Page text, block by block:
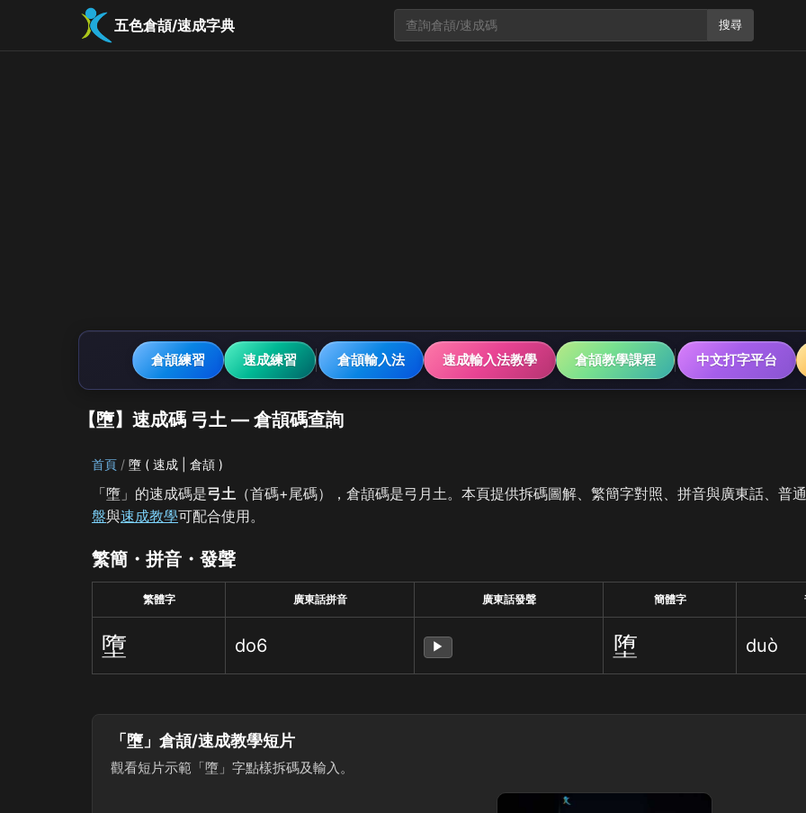
五色倉頡/速成字典 搜尋
倉頡練習 速成練習 倉頡輸入法 速成輸入法教學 倉頡教學課程 中文打字平台
【墮】速成碼 弓土 — 倉頡碼查詢
首頁 墮 ( 速成 | 倉頡 )
「墮」的速成碼是弓土 （首碼+尾碼），倉頡碼是弓月土。本頁提供拆碼圖解、繁簡字對照、拼音與廣東話、普
盤與速成教學可配合使用。
繁簡・拼音・發聲
繁體字 廣東話拼音 廣東話發聲 簡體字
墮 do6 ▶ 堕 duò
「墮」倉頡/速成教學短片
觀看短片示範「墮」字點樣拆碼及輸入。